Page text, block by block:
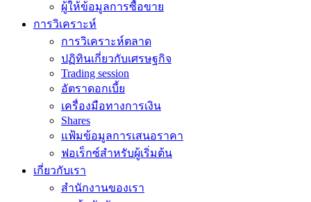
ผู้ให้ข้อมูลการซื้อขาย
การวิเคราะห์
การวิเคราะห์ตลาด
ปฏิทินเกี่ยวกับเศรษฐกิจ
Trading session
อัตราดอกเบี้ย
เครื่องมือทางการเงิน
Shares
แฟ้มข้อมูลการเสนอราคา
ฟอเร็กซ์สำหรับผู้เริ่มต้น
เกี่ยวกับเรา
สำนักงานของเรา